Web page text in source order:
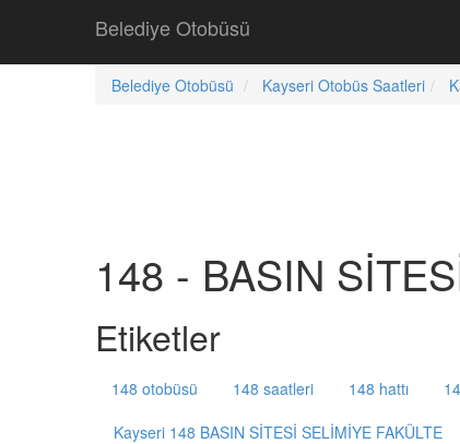
Belediye Otobüsü
Belediye Otobüsü Kayseri Otobüs Saatleri
148 - BASIN
Etiketler
148 otobüsü 148 saatleri 148 hattı
Kayseri 148 BASIN SİTESİ SELİMİYE FAKÜLTE